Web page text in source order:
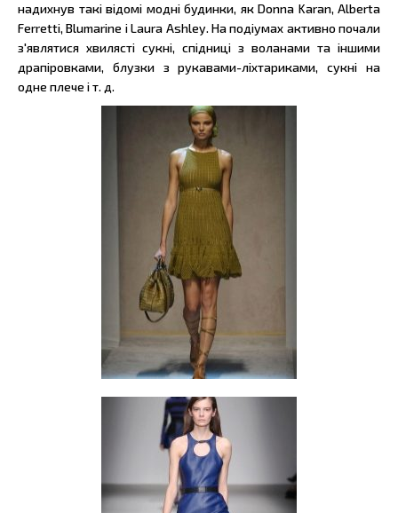
надихнув такі відомі модні будинки, як Donna Karan, Alberta
Ferretti, Blumarine і Laura Ashley. На подіумах активно почали
з'являтися хвилясті сукні, спідниці з воланами та іншими
драпіровками, блузки з рукавами-ліхтариками, сукні на
одне плече і т. д.